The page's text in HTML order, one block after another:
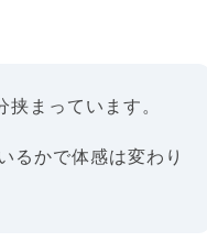
まっています。
るかで体感は変わり